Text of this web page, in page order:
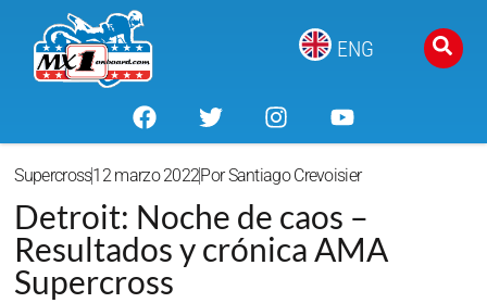
ENG
Supercross12 marzo 2022PorSantiago Crevoisier
Detroit: Noche de caos –
Resultados y crónica AMA
Supercross